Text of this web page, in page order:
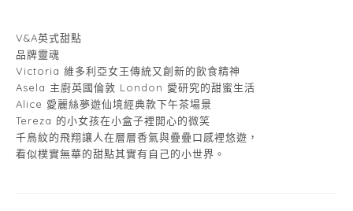
V&A英式甜點
品牌靈魂
Victoria 維多利亞女王傳統又創新的飲食精神
Asela 主廚英國倫敦 London 愛研究的甜蜜生活
Alice 愛麗絲夢遊仙境經典款下午茶場景
Tereza 的小女孩在小盒子裡開心的微笑
千鳥紋的飛翔讓人在層層香氣與疊疊口感裡悠遊，
看似樸實無華的甜點其實有自己的小世界。